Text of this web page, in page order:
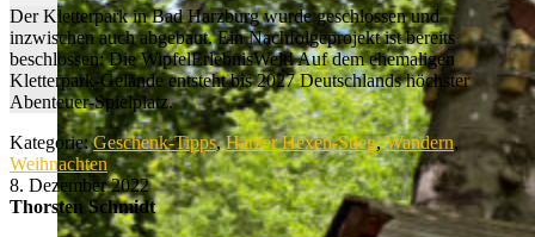
Der Kletterpark in Bad Harzburg wurde geschlossen und
inzwischen auch abgebaut. Ein Nachfolgeprojekt ist bereits
beschlossen: Die WipfelErlebnisWelt! Auf dem ehemaligen
Kletterpark-Gelände entsteht bis 2027 Deutschlands höchster
Abenteuer-Spielplatz.
Kategorie:Geschenk-Tipps,Harzer Hexen-Stieg,Wandern,
Weihnachten
8. Dezember 2022
Thorsten Schmidt